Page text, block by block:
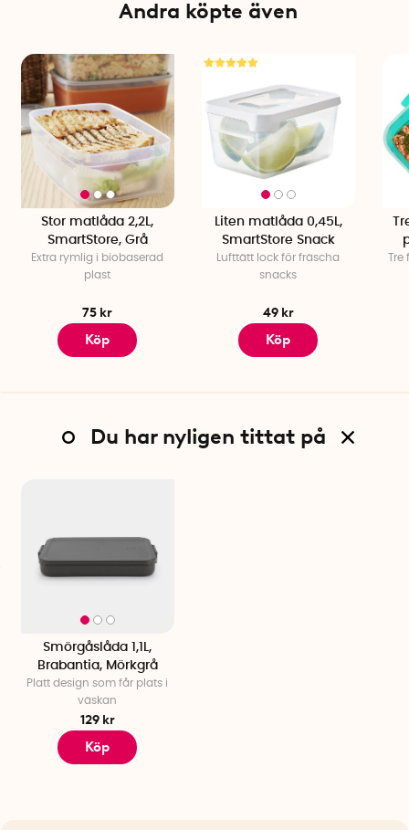
Andra köpte även
Stor matlåda 2,2L,
SmartStore, Grå
Extra rymlig i biobaserad
plast
75 kr
Köp
Liten matlåda 0,45L,
SmartStore Snack
Lufttätt lock för fräscha
snacks
49 kr
Köp
Tre
Du har nyligen tittat på
Smörgåslåda 1,1L,
Brabantia, Mörkgrå
Platt design som får plats i
väskan
129 kr
Köp